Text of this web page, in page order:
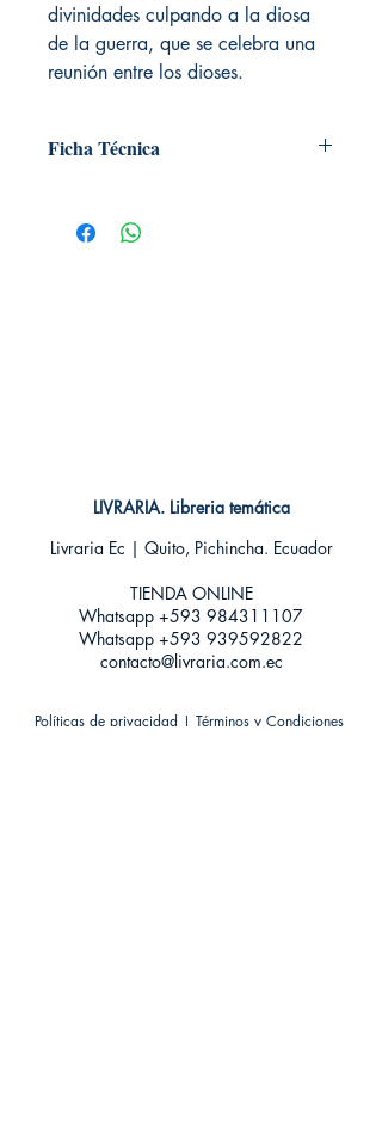
divinidades culpando a la diosa
de la guerra, que se celebra una
reunión entre los dioses.
Ficha Técnica
Editorial: NORMA
Idioma: Castellano
LIVRARIA. Libreria temática
Livraria Ec | Quito, Pichincha. Ecuador
TIENDA ONLINE​
Whatsapp +593 984311107
Whatsapp +593 939592822
contacto@livraria.com.ec
Políticas de privacidad | Términos y Condiciones